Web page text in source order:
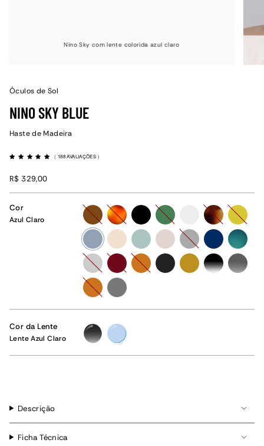
Nino Sky com lente colorida azul claro
Óculos de Sol
NINO SKY BLUE
Haste de Madeira
( 188 AVALIAÇÕES )
R$ 329,00
Cor
Azul Claro
marromhavanapreto verde cristaltartaruga
amarelo
azul-
claro
champanhe
mentarose grafiteazul
verde-
degrade
tartaruga-
bicolor
vinho caramelo
preto-
fosco
amarelo-
ocre
preto-
degrade
grafite-
degrade
caramelo
grafite-
fosco
Cor da Lente
Lente Azul Claro
Lente
Cinza
Degrade
Lente
Azul
Claro
Descrição
Ficha Técnica